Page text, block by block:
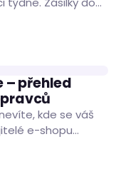
– přehled
kde se váš
e-shopu